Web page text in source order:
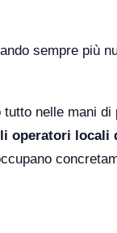
sempre più
nelle mani di
operatori locali